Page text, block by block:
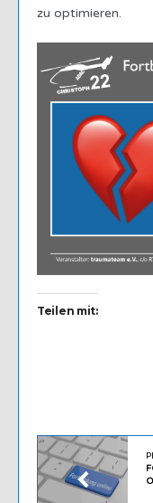
zu optimieren.
Teilen mit: